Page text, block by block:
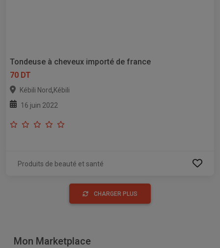
Tondeuse à cheveux importé de france
70 DT
Kébili Nord,Kébili
16 juin 2022
Produits de beauté et santé
CHARGER PLUS
Mon Marketplace